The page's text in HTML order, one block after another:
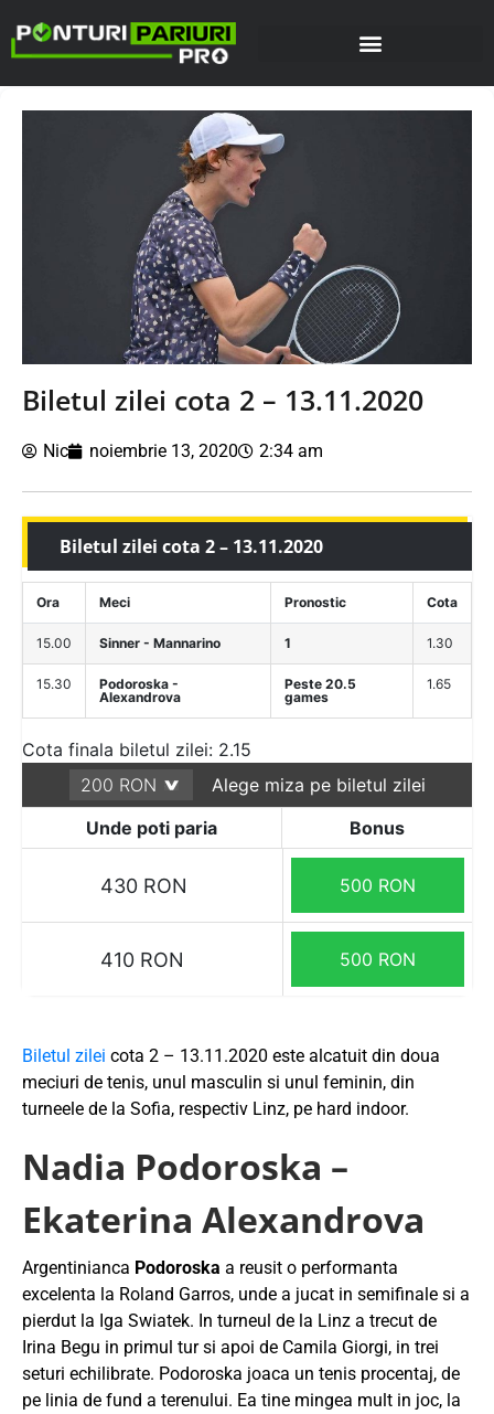
Biletul zilei cota 2 – 13.11.2020
Nic noiembrie 13, 2020 2:34 am
Biletul zilei cota 2 – 13.11.2020
Ora Meci Pronostic Cota
15.00 Sinner - Mannarino 1 1.30
15.30
Podoroska -
Alexandrova
Peste 20.5
games
1.65
Cota finala biletul zilei: 2.15
Alege miza pe biletul zilei
Unde poti paria
Bonus
430 RON 500 RON
410 RON 500 RON
Biletul zilei cota 2 – 13.11.2020 este alcatuit din doua
meciuri de tenis, unul masculin si unul feminin, din
turneele de la Sofia, respectiv Linz, pe hard indoor.
Nadia Podoroska –
Ekaterina Alexandrova
Argentinianca Podoroska a reusit o performanta
excelenta la Roland Garros, unde a jucat in semifinale si a
pierdut la Iga Swiatek. In turneul de la Linz a trecut de
Irina Begu in primul tur si apoi de Camila Giorgi, in trei
seturi echilibrate. Podoroska joaca un tenis procentaj, de
pe linia de fund a terenului. Ea tine mingea mult in joc, la